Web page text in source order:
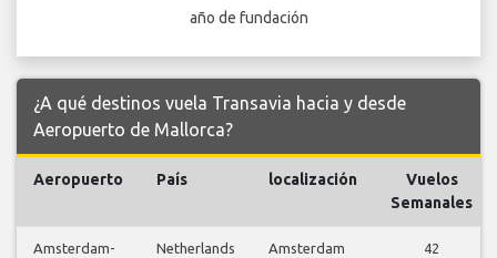
año de fundación
¿A qué destinos vuela Transavia hacia y desde
Aeropuerto de Mallorca?
Aeropuerto País localización
Vuelos
Semanales
Amsterdam-
Netherlands
Amsterdam
42